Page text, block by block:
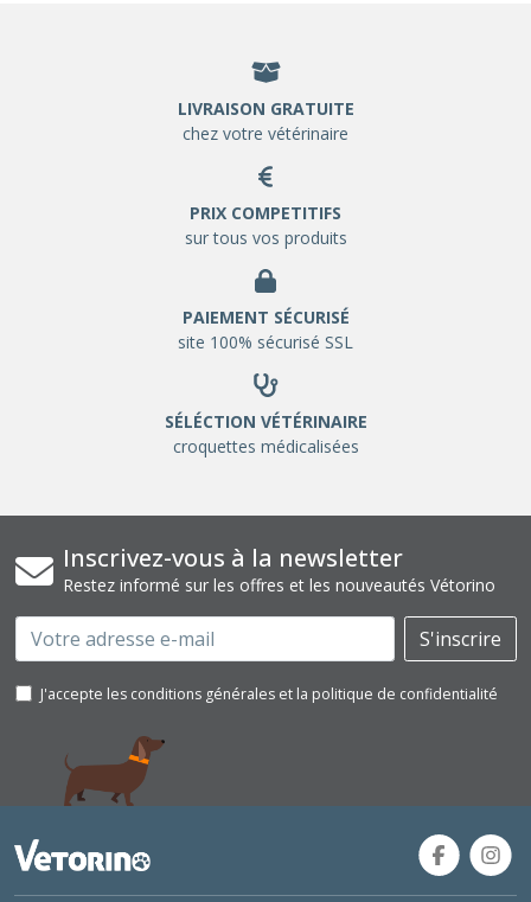
LIVRAISON GRATUITE
chez votre vétérinaire
PRIX COMPETITIFS
sur tous vos produits
PAIEMENT SÉCURISÉ
site 100% sécurisé SSL
SÉLÉCTION VÉTÉRINAIRE
croquettes médicalisées
Inscrivez-vous à la newsletter
Restez informé sur les offres et les nouveautés Vétorino
Email S'inscrire
J'accepte les conditions générales et la politique de confidentialité